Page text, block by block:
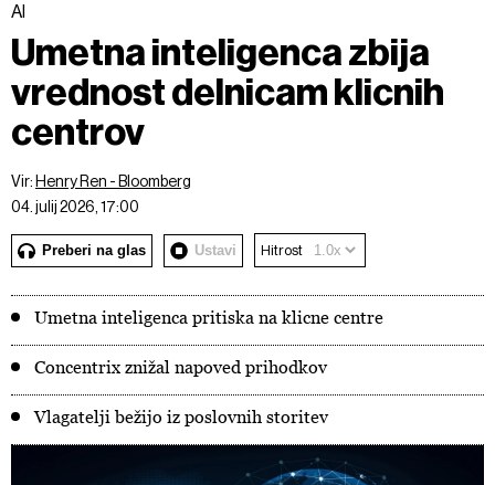
AI
Umetna inteligenca zbija
vrednost delnicam klicnih
centrov
Vir: Henry Ren - Bloomberg
04. julij 2026, 17:00
Preberi na glas Ustavi Hitrost
Umetna inteligenca pritiska na klicne centre
Concentrix znižal napoved prihodkov
Vlagatelji bežijo iz poslovnih storitev